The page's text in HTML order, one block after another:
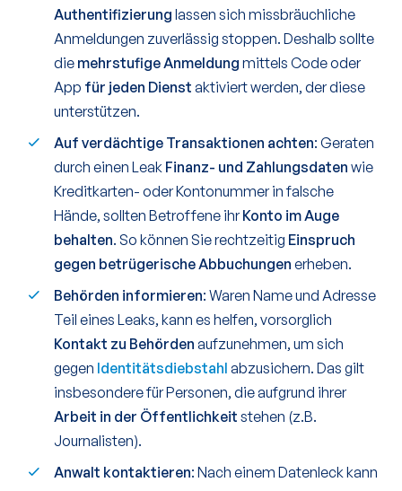
Authentifizierung lassen sich missbräuchliche
Anmeldungen zuverlässig stoppen. Deshalb sollte
die mehrstufige Anmeldung mittels Code oder
App für jeden Dienst aktiviert werden, der diese
unterstützen.
Auf verdächtige Transaktionen achten: Geraten
durch einen Leak Finanz- und Zahlungsdaten wie
Kreditkarten- oder Kontonummer in falsche
Hände, sollten Betroffene ihrKonto im Auge
behalten. So können Sie rechtzeitig Einspruch
gegen betrügerische Abbuchungen erheben.
Behörden informieren: Waren Name und Adresse
Teil eines Leaks, kann es helfen, vorsorglich
Kontakt zu Behörden aufzunehmen, um sich
gegen Identitätsdiebstahl abzusichern. Das gilt
insbesondere für Personen, die aufgrund ihrer
Arbeit in der Öffentlichkeit stehen (z.B.
Journalisten).
Anwalt kontaktieren: Nach einem Datenleck kann